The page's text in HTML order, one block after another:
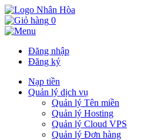
0
Đăng nhập
Đăng ký
Nạp tiền
Quản lý dịch vụ
Quản lý Tên miền
Quản lý Hosting
Quản lý Cloud VPS
Quản lý Đơn hàng